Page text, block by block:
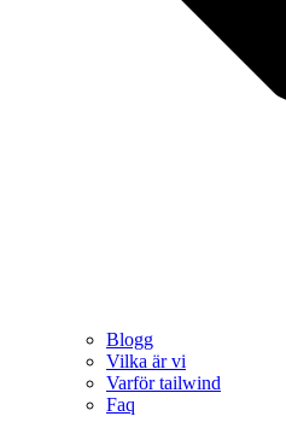
Blogg
Vilka är vi
Varför tailwind
Faq